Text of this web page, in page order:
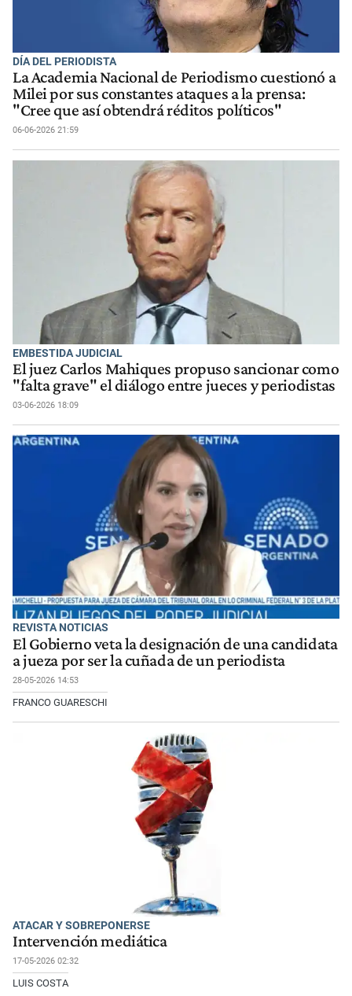
DÍA DEL PERIODISTA
La Academia Nacional de Periodismo cuestionó a
Milei por sus constantes ataques a la prensa:
"Cree que así obtendrá réditos políticos"
06-06-2026 21:59
EMBESTIDA JUDICIAL
El juez Carlos Mahiques propuso sancionar como
"falta grave" el diálogo entre jueces y periodistas
03-06-2026 18:09
REVISTA NOTICIAS
El Gobierno veta la designación de una candidata
a jueza por ser la cuñada de un periodista
28-05-2026 14:53
FRANCO GUARESCHI
ATACAR Y SOBREPONERSE
Intervención mediática
17-05-2026 02:32
LUIS COSTA